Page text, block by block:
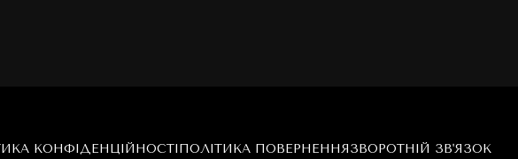
КОНФІДЕНЦІЙНОСТІПОЛІТИКА ПОВЕРНЕННЯЗВОРОТНІЙ ЗВ'ЯЗОК